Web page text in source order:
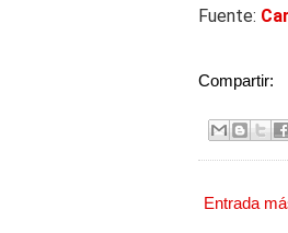
Fuente:
Compartir:
Entrada